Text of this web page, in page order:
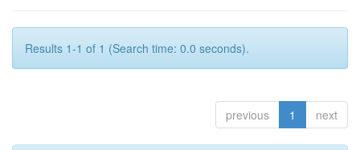
Results 1-1 of 1 (Search time: 0.0 seconds).
previous 1 next